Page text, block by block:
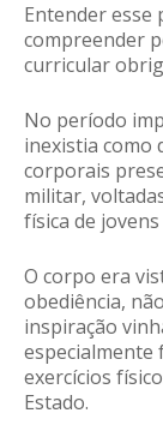
Entender esse
compreender
curricular
No período
inexistia como
corporais
militar,
física de
O corpo era
obediência,
inspiração
especialmente
exercícios
Estado.